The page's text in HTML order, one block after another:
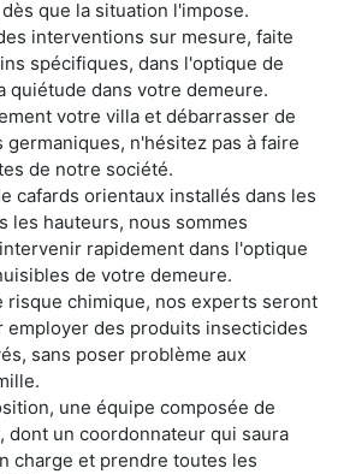
que la situation l'impose.
interventions sur mesure, faite
spécifiques, dans l'optique de
quiétude dans votre demeure.
votre villa et débarrasser de
n'hésitez pas à faire
de notre société.
cafards orientaux installés dans les
les hauteurs, nous sommes
rapidement dans l'optique
de votre demeure.
risque chimique, nos experts seront
employer des produits insecticides
sans poser problème aux
une équipe composée de
dont un coordonnateur qui saura
charge et prendre toutes les